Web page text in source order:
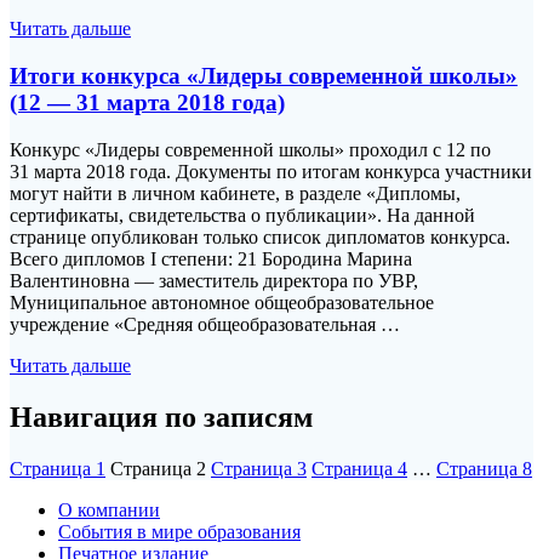
Читать дальше
Итоги конкурса «Лидеры современной школы»
(12 — 31 марта 2018 года)
Конкурс «Лидеры современной школы» проходил с 12 по
31 марта 2018 года. Документы по итогам конкурса участники
могут найти в личном кабинете, в разделе «Дипломы,
сертификаты, свидетельства о публикации». На данной
странице опубликован только список дипломатов конкурса.
Всего дипломов I степени: 21 Бородина Марина
Валентиновна — заместитель директора по УВР,
Муниципальное автономное общеобразовательное
учреждение «Средняя общеобразовательная …
Читать дальше
Навигация по записям
Страница 1 Страница 2 Страница 3 Страница 4 … Страница 8
О компании
События в мире образования
Печатное издание